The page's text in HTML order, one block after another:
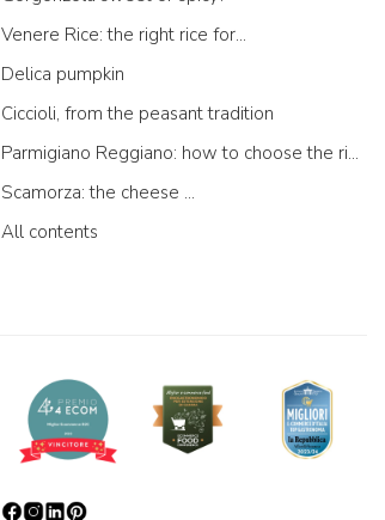
Venere Rice: the right rice for...
Delica pumpkin
Ciccioli, from the peasant tradition
Parmigiano Reggiano: how to choose the right one
Scamorza: the cheese ...
All contents